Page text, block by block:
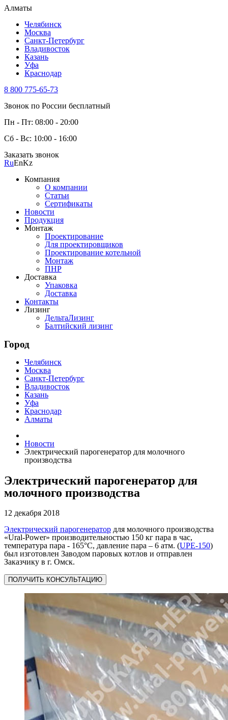
Алматы
Челябинск
Москва
Санкт-Петербург
Владивосток
Казань
Уфа
Краснодар
8 800 775-65-73
Звонок по России бесплатный
Пн - Пт: 08:00 - 20:00
Сб - Вс: 10:00 - 16:00
Заказать звонок
RuEnKz
Компания
О компании
Статьи
Сертификаты
Новости
Продукция
Монтаж
Проектирование
Для проектировщиков
Проектирование котельной
Монтаж
ПНР
Доставка
Упаковка
Доставка
Контакты
Лизинг
ДельтаЛизинг
Балтийский лизинг
Город
Челябинск
Москва
Санкт-Петербург
Владивосток
Казань
Уфа
Краснодар
Алматы
Новости
Электрический парогенератор для молочного
производства
Электрический парогенератор для
молочного производства
12 декабря 2018
Электрический парогенератор для молочного производства
«Ural-Power» производительностью 150 кг пара в час,
температура пара - 165°C, давление пара – 6 атм. (UPE-150)
был изготовлен Заводом паровых котлов и отправлен
Заказчику в г. Омск.
ПОЛУЧИТЬ КОНСУЛЬТАЦИЮ